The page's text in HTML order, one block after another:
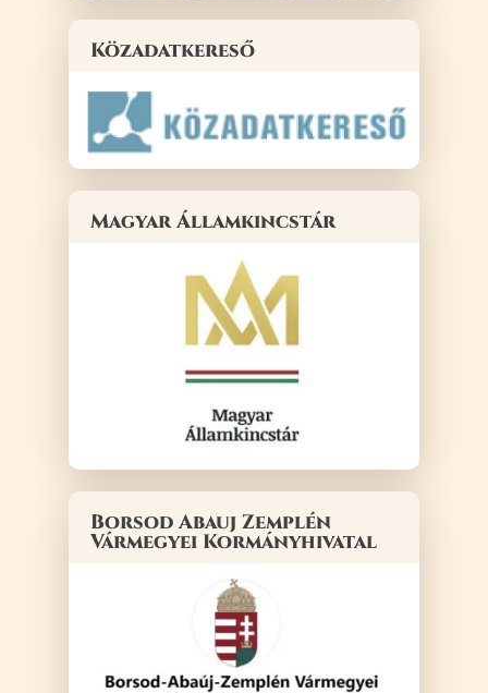
Közadatkereső
Magyar Államkincstár
Borsod Abauj Zemplén
Vármegyei Kormányhivatal